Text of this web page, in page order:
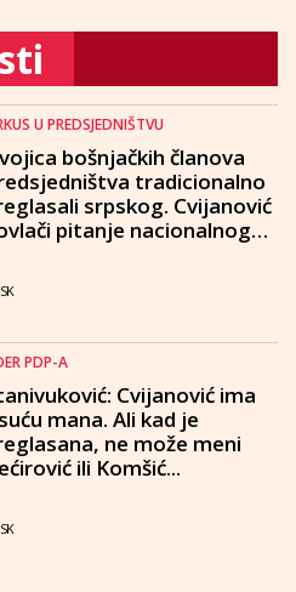
U PREDSJEDNIŠTVU
bošnjačkih članova
tradicionalno
srpskog. Cvijanović
pitanje nacionalnog
PDP-A
Cvijanović ima
mana. Ali kad je
ne može meni
ili Komšić...